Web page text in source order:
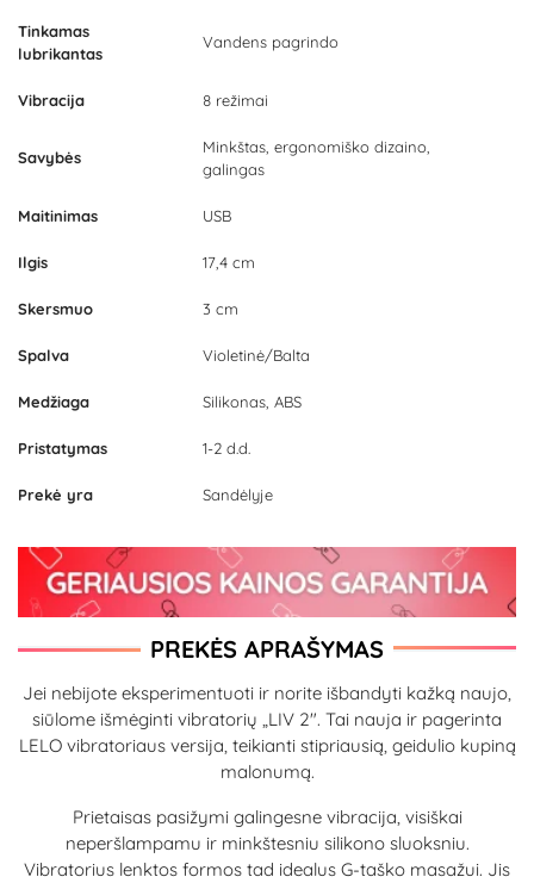
Tinkamas
lubrikantas
Vandens pagrindo
Vibracija 8 režimai
Savybės
Minkštas, ergonomiško dizaino,
galingas
Maitinimas USB
Ilgis 17,4 cm
Skersmuo 3 cm
Spalva Violetinė/Balta
Medžiaga Silikonas, ABS
Pristatymas 1-2 d.d.
Prekė yra Sandėlyje
PREKĖS APRAŠYMAS
Jei nebijote eksperimentuoti ir norite išbandyti kažką naujo,
siūlome išmėginti vibratorių „LIV 2". Tai nauja ir pagerinta
LELO vibratoriaus versija, teikianti stipriausią, geidulio kupiną
malonumą.
Prietaisas pasižymi galingesne vibracija, visiškai
neperšlampamu ir minkštesniu silikono sluoksniu.
Vibratorius lenktos formos tad idealus G-taško masažui. Jis